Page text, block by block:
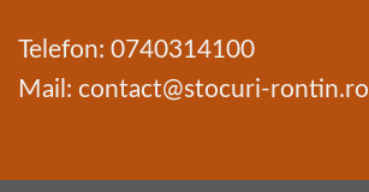
Telefon: 0740314100
Mail: contact@stocuri-rontin.ro